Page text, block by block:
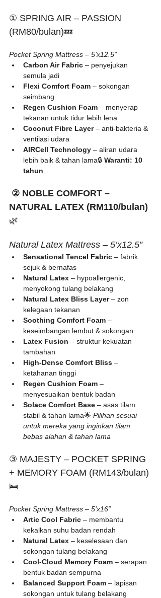
① SPRING AIR – PASSION
(RM80/bulan)💤
Pocket Spring Mattress – 5’x12.5”
Carbon Air Fabric – penyejukan
semula jadi
Flexi Comfort Foam – sokongan
seimbang
Regen Cushion Foam – menyerap
tekanan untuk tidur lebih lena
Coconut Fibre Layer – anti-bakteria &
ventilasi udara
AIRCell Technology – aliran udara
lebih baik & tahan lama🔒 Waranti: 10
tahun
② NOBLE COMFORT –
NATURAL LATEX (RM110/bulan)
🌿
Natural Latex Mattress – 5’x12.5”
Sensational Tencel Fabric – fabrik
sejuk & bernafas
Natural Latex – hypoallergenic,
menyokong tulang belakang
Natural Latex Bliss Layer – zon
kelegaan tekanan
Soothing Comfort Foam –
keseimbangan lembut & sokongan
Latex Fusion – struktur kekuatan
tambahan
High-Dense Comfort Bliss –
ketahanan tinggi
Regen Cushion Foam –
menyesuaikan bentuk badan
Solace Comfort Base – asas tilam
stabil & tahan lama🌟 Pilihan sesuai
untuk mereka yang inginkan tilam
bebas alahan & tahan lama
③ MAJESTY – POCKET SPRING
+ MEMORY FOAM (RM143/bulan)
🛌
Pocket Spring Mattress – 5’x16”
Artic Cool Fabric – membantu
kekalkan suhu badan rendah
Natural Latex – keselesaan dan
sokongan tulang belakang
Cool-Cloud Memory Foam – serapan
bentuk badan sempurna
Balanced Support Foam – lapisan
sokongan untuk tulang belakang